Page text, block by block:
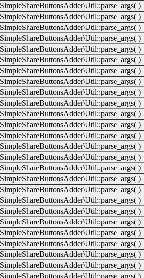
SimpleShareButtonsAdder\Util::parse_args( )
SimpleShareButtonsAdder\Util::parse_args( )
SimpleShareButtonsAdder\Util::parse_args( )
SimpleShareButtonsAdder\Util::parse_args( )
SimpleShareButtonsAdder\Util::parse_args( )
SimpleShareButtonsAdder\Util::parse_args( )
SimpleShareButtonsAdder\Util::parse_args( )
SimpleShareButtonsAdder\Util::parse_args( )
SimpleShareButtonsAdder\Util::parse_args( )
SimpleShareButtonsAdder\Util::parse_args( )
SimpleShareButtonsAdder\Util::parse_args( )
SimpleShareButtonsAdder\Util::parse_args( )
SimpleShareButtonsAdder\Util::parse_args( )
SimpleShareButtonsAdder\Util::parse_args( )
SimpleShareButtonsAdder\Util::parse_args( )
SimpleShareButtonsAdder\Util::parse_args( )
SimpleShareButtonsAdder\Util::parse_args( )
SimpleShareButtonsAdder\Util::parse_args( )
SimpleShareButtonsAdder\Util::parse_args( )
SimpleShareButtonsAdder\Util::parse_args( )
SimpleShareButtonsAdder\Util::parse_args( )
SimpleShareButtonsAdder\Util::parse_args( )
SimpleShareButtonsAdder\Util::parse_args( )
SimpleShareButtonsAdder\Util::parse_args( )
SimpleShareButtonsAdder\Util::parse_args( )
SimpleShareButtonsAdder\Util::parse_args( )